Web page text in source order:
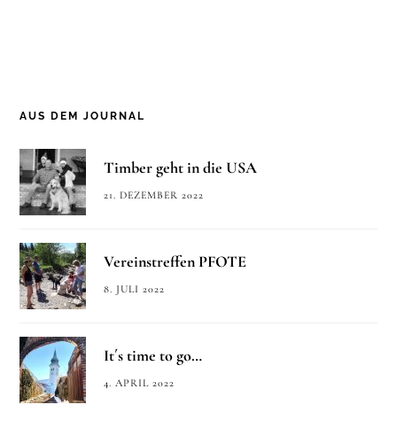
AUS DEM JOURNAL
Timber geht in die USA
21. DEZEMBER 2022
Vereinstreffen PFOTE
8. JULI 2022
It´s time to go…
4. APRIL 2022